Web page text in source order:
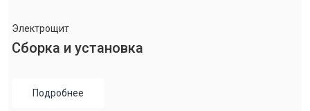
Электрощит
Сборка и установка
Подробнее